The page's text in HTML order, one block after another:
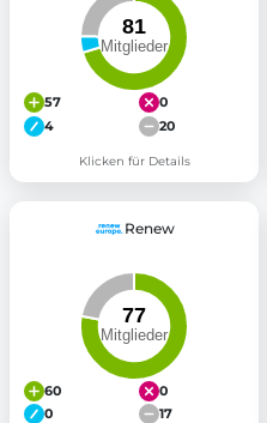
57
0
4
20
Klicken für Details
Renew
60
0
0
17